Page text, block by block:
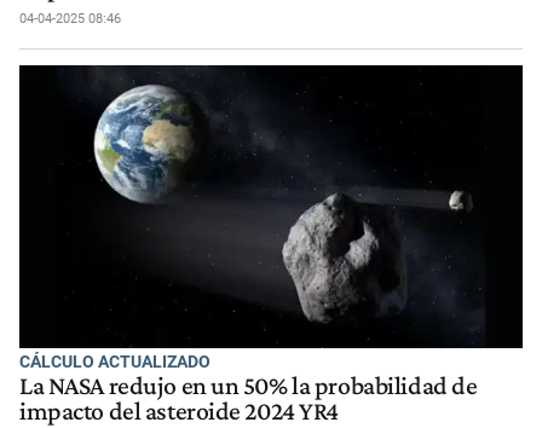
04-04-2025 08:46
CÁLCULO ACTUALIZADO
La NASA redujo en un 50% la probabilidad de
impacto del asteroide 2024 YR4